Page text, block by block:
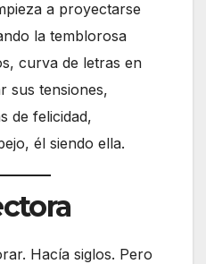
a proyectarse
la temblorosa
curva de letras en
sus tensiones,
de felicidad,
él siendo ella.
Hacía siglos. Pero